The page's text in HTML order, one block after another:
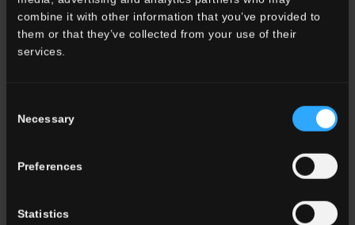
combine it with other information that you’ve provided to
them or that they’ve collected from your use of their
services.
Selection
Necessary
Preferences
Statistics